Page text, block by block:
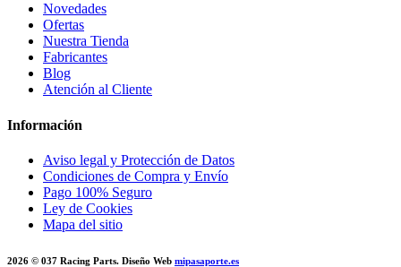
Novedades
Ofertas
Nuestra Tienda
Fabricantes
Blog
Atención al Cliente
Información
Aviso legal y Protección de Datos
Condiciones de Compra y Envío
Pago 100% Seguro
Ley de Cookies
Mapa del sitio
2026 © 037 Racing Parts. Diseño Web mipasaporte.es